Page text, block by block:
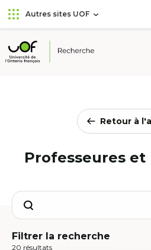
Aller
au
principal
Passer
au
Autres sites UOF
Université
Retour à
Professeures
Search
Filtrer la recherche
20 résultats